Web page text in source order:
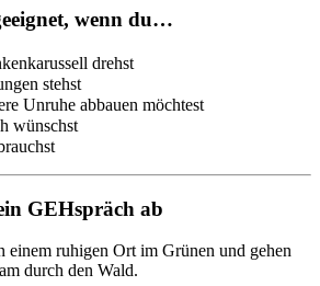
wenn du…
drehst
stehst
Unruhe abbauen möchtest
wünschst
GEHspräch ab
einem ruhigen Ort im Grünen und gehen
durch den Wald.